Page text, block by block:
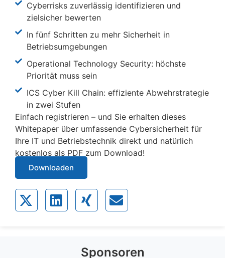
Cyberrisks zuverlässig identifizieren und
zielsicher bewerten
In fünf Schritten zu mehr Sicherheit in
Betriebsumgebungen
Operational Technology Security: höchste
Priorität muss sein
ICS Cyber Kill Chain: effiziente Abwehrstrategie
in zwei Stufen
Einfach registrieren – und Sie erhalten dieses
Whitepaper über umfassende Cybersicherheit für
Ihre IT und Betriebstechnik direkt und natürlich
kostenlos als PDF zum Download!
Downloaden
Sponsoren